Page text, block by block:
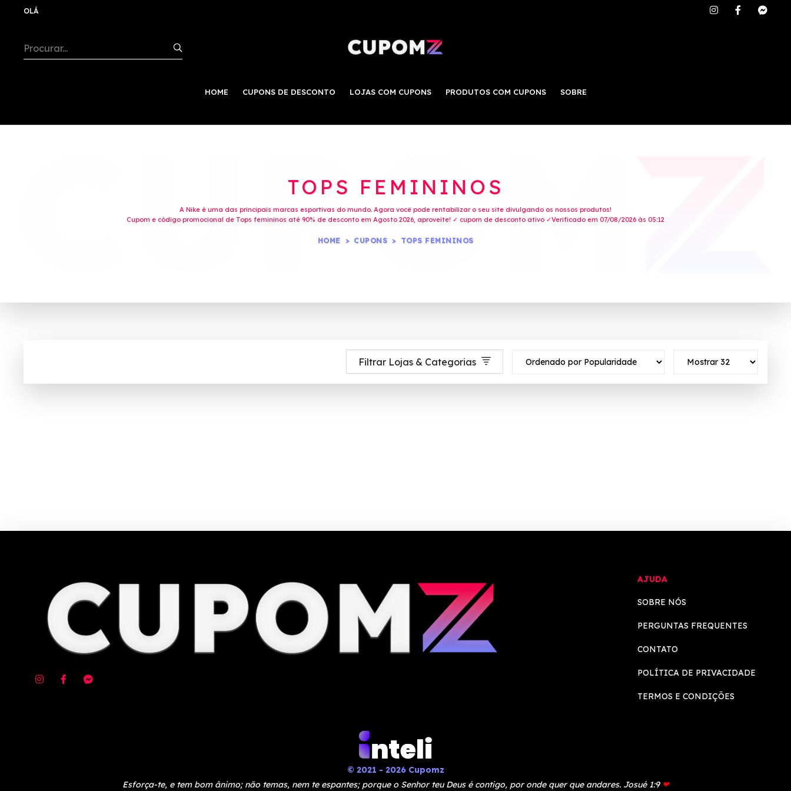
OLÁ
HOME CUPONS DE DESCONTO LOJAS COM CUPONS PRODUTOS COM CUPONS SOBRE
TOPS FEMININOS
A Nike é uma das principais marcas esportivas do mundo. Agora você pode rentabilizar o seu site divulgando os nossos produtos!
Cupom e código promocional de Tops femininos até 90% de desconto em Agosto 2026, aproveite! ✓ cupom de desconto ativo ✓Verificado em 07/08/2026 às 05:12
HOME CUPONS TOPS FEMININOS
Filtrar Lojas & Categorias
AJUDA
SOBRE NÓS
PERGUNTAS FREQUENTES
CONTATO
POLÍTICA DE PRIVACIDADE
TERMOS E CONDIÇÕES
© 2021 - 2026 Cupomz
Esforça-te, e tem bom ânimo; não temas, nem te espantes; porque o Senhor teu Deus é contigo, por onde quer que andares. Josué 1:9 ❤